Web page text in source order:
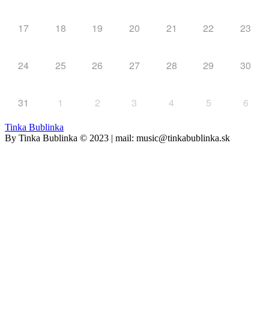
17 18 19 20 21 22 23
24 25 26 27 28 29 30
31 1 2 3 4 5 6
Tinka Bublinka
By Tinka Bublinka © 2023 | mail: music@tinkabublinka.sk